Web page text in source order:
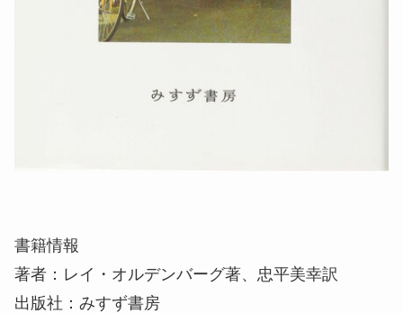
書籍情報
著者：レイ・オルデンバーグ著、忠平美幸訳
出版社：みすず書房